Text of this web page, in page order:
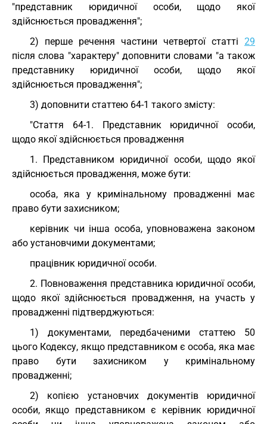
"представник юридичної особи, щодо якої
здійснюється провадження";
2) перше речення частини четвертої статті 29
після слова "характеру" доповнити словами "а також
представнику юридичної особи, щодо якої
здійснюється провадження";
3) доповнити статтею 64-1 такого змісту:
"Стаття 64-1. Представник юридичної особи,
щодо якої здійснюється провадження
1. Представником юридичної особи, щодо якої
здійснюється провадження, може бути:
особа, яка у кримінальному провадженні має
право бути захисником;
керівник чи інша особа, уповноважена законом
або установчими документами;
працівник юридичної особи.
2. Повноваження представника юридичної особи,
щодо якої здійснюється провадження, на участь у
провадженні підтверджуються:
1) документами, передбаченими статтею 50
цього Кодексу, якщо представником є особа, яка має
право бути захисником у кримінальному
провадженні;
2) копією установчих документів юридичної
особи, якщо представником є керівник юридичної